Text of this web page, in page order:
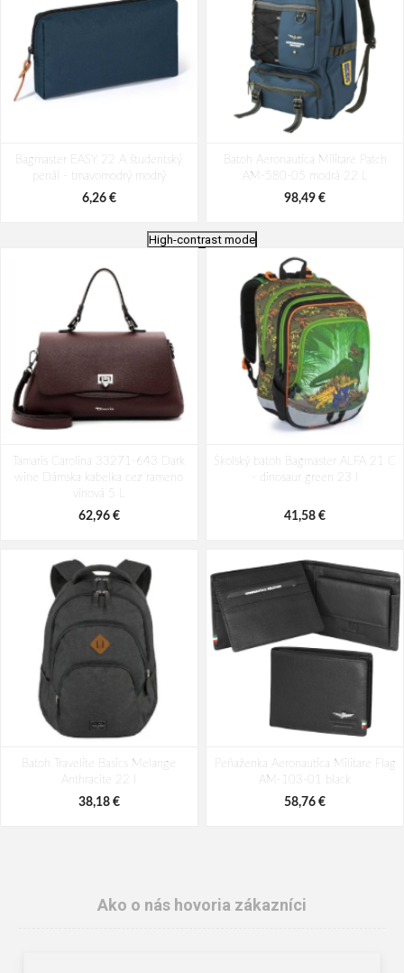
Bagmaster EASY 22 A študentský
penál - tmavomodrý modrý
6,26 €
Batoh Aeronautica Militare Patch
AM-580-05 modrá 22 L
98,49 €
Rosé 35 l
49,10 €
AM-581-05 modrá 19 L
94,29 €
High-contrast mode
Tamaris Carolina 33271-643 Dark
wine Dámska kabelka cez rameno
vínová 5 L
62,96 €
Školský batoh Bagmaster ALFA 21 C
- dinosaur green 23 l
41,58 €
Batoh Travelite Basics Melange
Anthracite 22 l
38,18 €
Peňaženka Aeronautica Militare Flag
AM-103-01 black
58,76 €
Ako o nás hovoria zákazníci